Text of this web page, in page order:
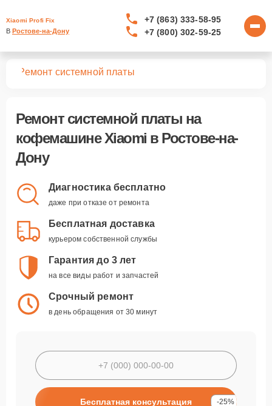
Xiaomi Profi Fix
В Ростове-на-Дону
+7 (863) 333-58-95
+7 (800) 302-59-25
Ремонт системной платы
Ремонт системной платы на
кофемашине Xiaomi в Ростове-на-
Дону
Диагностика бесплатно
даже при отказе от ремонта
Бесплатная доставка
курьером собственной службы
Гарантия до 3 лет
на все виды работ и запчастей
Срочный ремонт
в день обращения от 30 минут
Бесплатная консультация -25%